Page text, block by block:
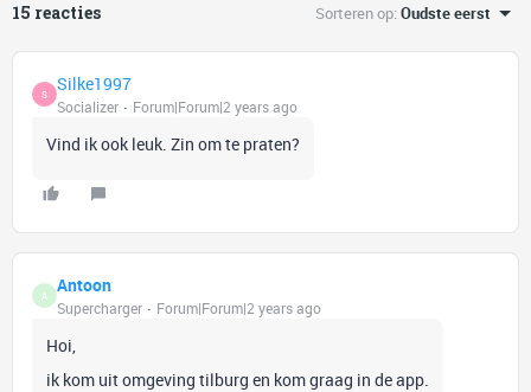
15 reacties Sorteren op:Oudste eerst
S Silke1997
Socializer Forum|Forum|2 years ago
Vind ik ook leuk. Zin om te praten?
A Antoon
Supercharger Forum|Forum|2 years ago
Hoi,
ik kom uit omgeving tilburg en kom graag in de app.